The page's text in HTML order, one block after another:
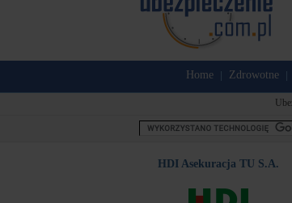
Home Zdrowotne
HDI Asekuracja TU S.A.